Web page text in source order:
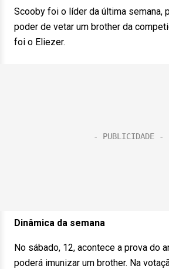
Scooby foi o líder da última semana,
poder de vetar um brother da
foi o Eliezer.
Dinâmica da semana
No sábado, 12, acontece a prova do
poderá imunizar um brother. Na